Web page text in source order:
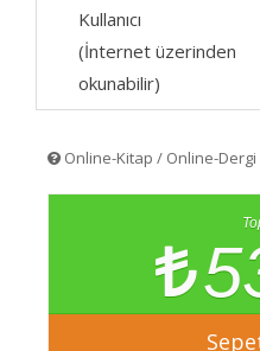
Kullanıcı
(İnternet üzerinden
okunabilir)
Online-Kitap / Online-Dergi